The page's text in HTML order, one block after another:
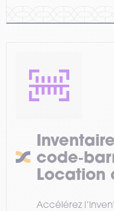
Inventaire
Location
Accélérez